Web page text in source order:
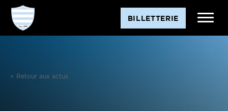
Aller
contenu
BILLETTERIE
< Retour aux actus